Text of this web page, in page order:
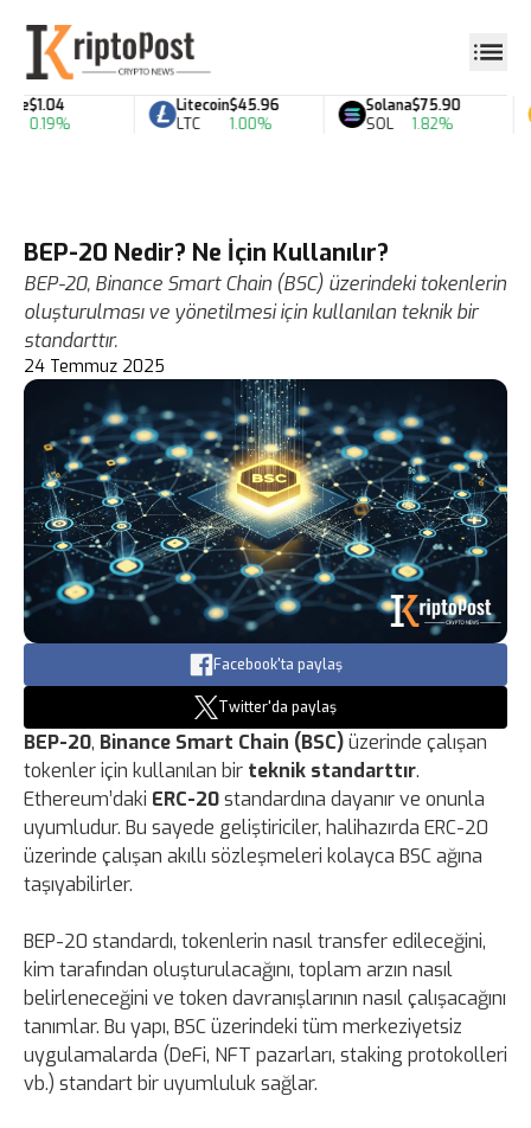
$1.04
0.19%
Litecoin
LTC
$45.96
1.00%
Solana
SOL
$75.90
1.82%
BEP-20 Nedir? Ne İçin Kullanılır?
BEP-20, Binance Smart Chain (BSC) üzerindeki tokenlerin
oluşturulması ve yönetilmesi için kullanılan teknik bir
standarttır.
24 Temmuz 2025
Facebook'ta paylaş
Twitter'da paylaş
BEP-20, Binance Smart Chain (BSC)üzerinde çalışan
tokenler için kullanılan bir teknik standarttır.
Ethereum’daki ERC-20standardına dayanır ve onunla
uyumludur. Bu sayede geliştiriciler, halihazırda ERC-20
üzerinde çalışan akıllı sözleşmeleri kolayca BSC ağına
taşıyabilirler.
BEP-20 standardı, tokenlerin nasıl transfer edileceğini,
kim tarafından oluşturulacağını, toplam arzın nasıl
belirleneceğini ve token davranışlarının nasıl çalışacağını
tanımlar. Bu yapı, BSC üzerindeki tüm merkeziyetsiz
uygulamalarda (DeFi, NFT pazarları, staking protokolleri
vb.) standart bir uyumluluk sağlar.